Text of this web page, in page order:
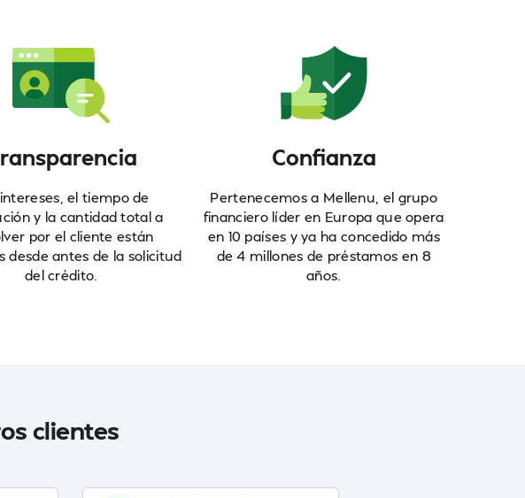
el tiempo de
y la cantidad total a
por el cliente están
desde antes de la solicitud
del crédito.
Confianza
Pertenecemos a Mellenu, el grupo
financiero líder en Europa que opera
en 10 países y ya ha concedido más
de 4 millones de préstamos en 8
años.
clientes